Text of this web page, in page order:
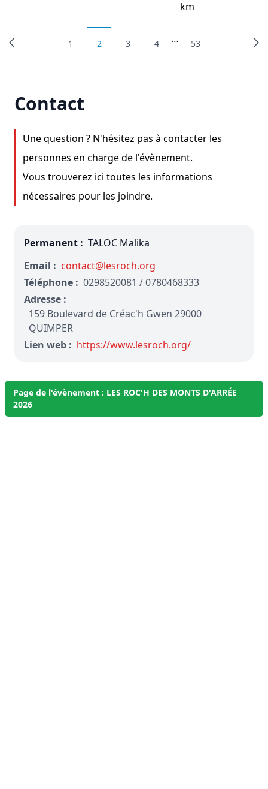
km
1 2 3 4 … 53
Contact
Une question ? N'hésitez pas à contacter les
personnes en charge de l'évènement.
Vous trouverez ici toutes les informations
nécessaires pour les joindre.
Permanent : TALOC Malika
Email : contact@lesroch.org
Téléphone : 0298520081 / 0780468333
Adresse :
159 Boulevard de Créac'h Gwen 29000
QUIMPER
Lien web : https://www.lesroch.org/
Page de l'évènement : LES ROC'H DES MONTS D'ARRÉE
2026